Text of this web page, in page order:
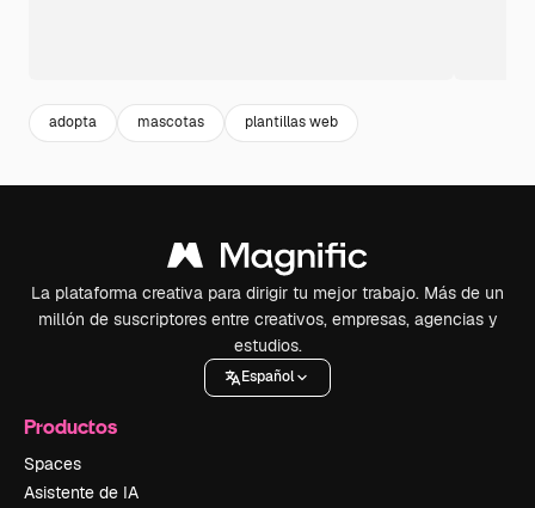
adopta mascotas plantillas web
La plataforma creativa para dirigir tu mejor trabajo. Más de un
millón de suscriptores entre creativos, empresas, agencias y
estudios.
Español
Productos
Spaces
Asistente de IA